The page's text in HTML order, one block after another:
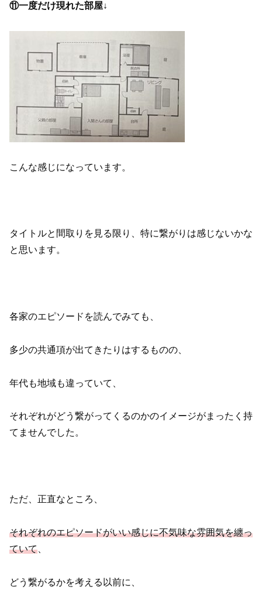
⑪一度だけ現れた部屋↓
こんな感じになっています。
タイトルと間取りを見る限り、特に繋がりは感じないかな
と思います。
各家のエピソードを読んでみても、
多少の共通項が出てきたりはするものの、
年代も地域も違っていて、
それぞれがどう繋がってくるのかのイメージがまったく持
てませんでした。
ただ、正直なところ、
それぞれのエピソードがいい感じに不気味な雰囲気を纏っ
ていて
どう繋がるかを考える以前に、